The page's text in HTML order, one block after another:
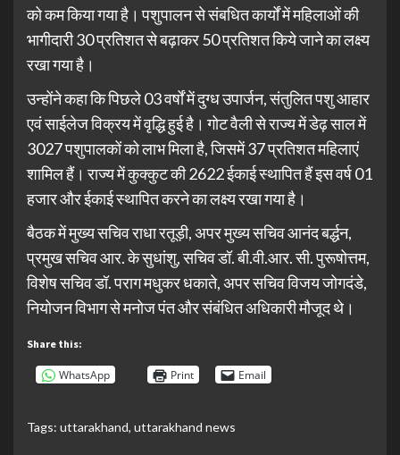
को कम किया गया है। पशुपालन से संबधित कार्यों में महिलाओं की
भागीदारी 30 प्रतिशत से बढ़ाकर 50 प्रतिशत किये जाने का लक्ष्य
रखा गया है।
उन्होंने कहा कि पिछले 03 वर्षों में दुग्ध उपार्जन, संतुलित पशु आहार
एवं साईलेज विक्रय में वृद्धि हुई है। गोट वैली से राज्य में डेढ़ साल में
3027 पशुपालकों को लाभ मिला है, जिसमें 37 प्रतिशत महिलाएं
शामिल हैं। राज्य में कुक्कुट की 2622 ईकाई स्थापित हैं इस वर्ष 01
हजार और ईकाई स्थापित करने का लक्ष्य रखा गया है।
बैठक में मुख्य सचिव राधा रतूड़ी, अपर मुख्य सचिव आनंद बर्द्धन,
प्रमुख सचिव आर. के सुधांशु, सचिव डॉ. बी.वी.आर. सी. पुरूषोत्तम,
विशेष सचिव डॉ. पराग मधुकर धकाते, अपर सचिव विजय जोगदंडे,
नियोजन विभाग से मनोज पंत और संबंधित अधिकारी मौजूद थे।
Share this:
WhatsApp Print Email
Tags: uttarakhand, uttarakhand news